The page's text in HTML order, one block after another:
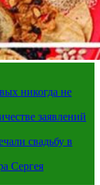
никогда не
заявлений
свадьбу в
Сергея